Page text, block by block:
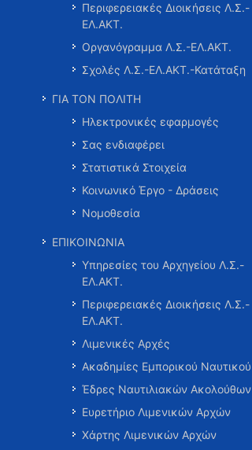
Περιφερειακές Διοικήσεις Λ.Σ.-
ΕΛ.ΑΚΤ.
Οργανόγραμμα Λ.Σ.-ΕΛ.ΑΚΤ.
Σχολές Λ.Σ.-ΕΛ.ΑΚΤ.-Κατάταξη
ΓΙΑ ΤΟΝ ΠΟΛΙΤΗ
Ηλεκτρονικές εφαρμογές
Σας ενδιαφέρει
Στατιστικά Στοιχεία
Κοινωνικό Έργο - Δράσεις
Νομοθεσία
ΕΠΙΚΟΙΝΩΝΙΑ
Υπηρεσίες του Αρχηγείου Λ.Σ.-
ΕΛ.ΑΚΤ.
Περιφερειακές Διοικήσεις Λ.Σ.-
ΕΛ.ΑΚΤ.
Λιμενικές Αρχές
Ακαδημίες Εμπορικού Ναυτικού
Έδρες Ναυτιλιακών Ακολούθων
Ευρετήριο Λιμενικών Αρχών
Χάρτης Λιμενικών Αρχών